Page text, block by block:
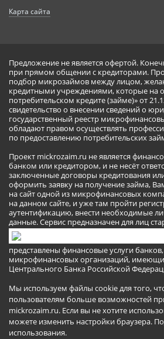
Карта сайта
Предложение не является офертой.
при прямом общении с кредиторами.
подбор микрозаймов между лицом,
кредитными учреждениями, которые на
потребительском кредите (займе)» от
свидетельство о внесении сведений о
государственный реестр
обладают правом осуществлять
по предоставлению потребительских
Проект mickrozaim.ru не является
банком или кредитором, и не несёт
заключенные договоры кредитования
оформить заявку на получение займа,
на сайт одной из микрофинансовых
на данном сайте, и уже там пройти
аутентификацию, внести необходимые
данные. Сервис предназначен для лиц
представлены финансовые услуги
микрофинансовых организаций,
Центрального Банка Российской
Мы используем файлы cookie для того,
пользователям больше возможностей
mickrozaim.ru. Если вы не хотите
можете изменить настройки браузера.
использования.